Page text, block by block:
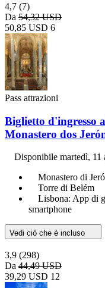
4,7 (7)
Da 54,32 USD
50,85 USD 6
Pass attrazioni
Biglietto d'ingresso
Monastero dos
Disponibile martedì, 11
Monastero di
Torre di Belém
Lisbona: App di
smartphone
Vedi ciò che è incluso
3,9 (298)
Da 44,49 USD
39,29 USD 12